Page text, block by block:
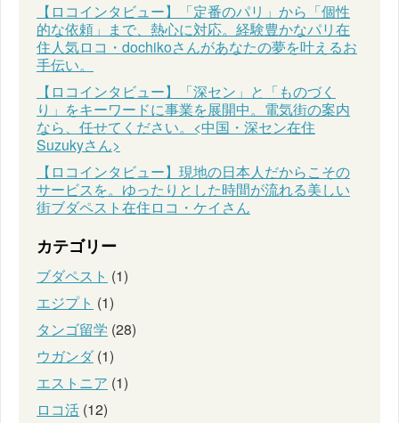
【ロコインタビュー】「定番のパリ」から「個性
的な依頼」まで、熱心に対応。経験豊かなパリ在
住人気ロコ・dochikoさんがあなたの夢を叶えるお
手伝い。
【ロコインタビュー】「深セン」と「ものづく
り」をキーワードに事業を展開中。電気街の案内
なら、任せてください。<中国・深セン在住
Suzukyさん>
【ロコインタビュー】現地の日本人だからこその
サービスを。ゆったりとした時間が流れる美しい
街ブダペスト在住ロコ・ケイさん
カテゴリー
ブダペスト (1)
エジプト (1)
タンゴ留学 (28)
ウガンダ(1)
エストニア (1)
ロコ活 (12)